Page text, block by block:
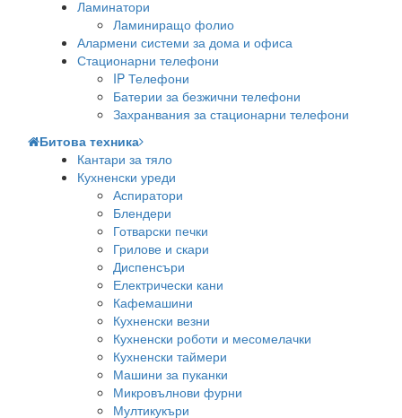
Ламинатори
Ламиниращо фолио
Алармени системи за дома и офиса
Стационарни телефони
IP Телефони
Батерии за безжични телефони
Захранвания за стационарни телефони
Битова техника
Кантари за тяло
Кухненски уреди
Аспиратори
Блендери
Готварски печки
Грилове и скари
Диспенсъри
Електрически кани
Кафемашини
Кухненски везни
Кухненски роботи и месомелачки
Кухненски таймери
Машини за пуканки
Микровълнови фурни
Мултикукъри